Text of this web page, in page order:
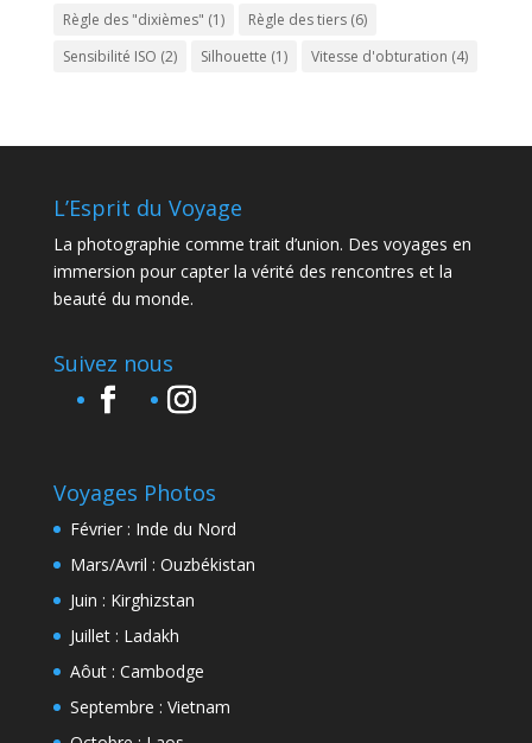
Règle des "dixièmes" (1) Règle des tiers(6)
Sensibilité ISO (2) Silhouette (1) Vitesse d'obturation (4)
L’Esprit du Voyage
La photographie comme trait d’union. Des voyages en
immersion pour capter la vérité des rencontres et la
beauté du monde.
Suivez nous
Voyages Photos
Février : Inde du Nord
Mars/Avril : Ouzbékistan
Juin : Kirghizstan
Juillet : Ladakh
Aôut : Cambodge
Septembre : Vietnam